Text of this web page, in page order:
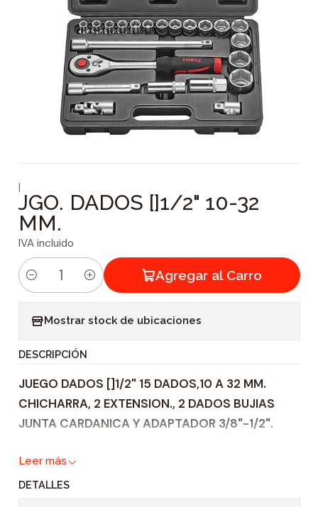
|
JGO. DADOS []1/2" 10-32
MM.
IVA incluido
C
i
d
a
d
Agregar al Carro
Mostrar stock de ubicaciones
DESCRIPCIÓN
JUEGO DADOS []1/2" 15 DADOS,10 A 32 MM.
CHICHARRA, 2 EXTENSION., 2 DADOS BUJIAS
JUNTA CARDANICA Y ADAPTADOR 3/8"-1/2".
Leer más
DETALLES